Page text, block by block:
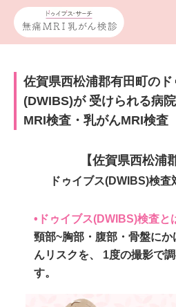
佐賀県西松浦郡有田町の
(DWIBS)が 受けられる病
MRI検査・乳がんMRI検査
【佐賀県西松浦
ドゥイブス(DWIBS)検査
•ドゥイブス(DWIBS)検査と
頸部~胸部・腹部・骨盤に
んリスクを、 1度の撮影で
す。